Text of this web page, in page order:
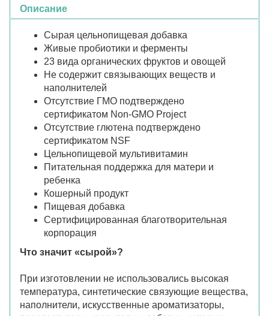
Описание
Сырая цельнопищевая добавка
Живые пробиотики и ферменты
23 вида органических фруктов и овощей
Не содержит связывающих веществ и
наполнителей
Отсутствие ГМО подтверждено
сертификатом Non-GMO Project
Отсутствие глютена подтверждено
сертификатом NSF
Цельнопищевой мультивитамин
Питательная поддержка для матери и
ребенка
Кошерный продукт
Пищевая добавка
Сертифицированная благотворительная
корпорация
Что значит «сырой»?
При изготовлении не использовались высокая
температура, синтетические связующие вещества,
наполнители, искусственные ароматизаторы,